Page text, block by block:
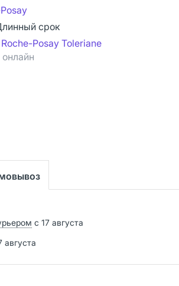
срок
Posay Toleriane
с 17 августа
августа